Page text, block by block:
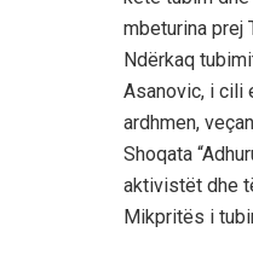
mbeturina prej
Ndërkaq
Asanovic, i cili
ardhmen,
Shoqata
aktivistët dhe
Mikpritës i